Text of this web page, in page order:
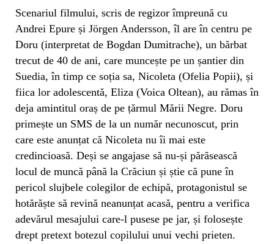
Scenariul filmului, scris de regizor împreună cu
Andrei Epure și Jörgen Andersson, îl are în centru pe
Doru (interpretat de Bogdan Dumitrache), un bărbat
trecut de 40 de ani, care muncește pe un șantier din
Suedia, în timp ce soția sa, Nicoleta (Ofelia Popii), și
fiica lor adolescentă, Eliza (Voica Oltean), au rămas în
deja amintitul oraș de pe țărmul Mării Negre. Doru
primește un SMS de la un număr necunoscut, prin
care este anunțat că Nicoleta nu îi mai este
credincioasă. Deși se angajase să nu-și părăsească
locul de muncă până la Crăciun și știe că pune în
pericol slujbele colegilor de echipă, protagonistul se
hotărăște să revină neanunțat acasă, pentru a verifica
adevărul mesajului care-l pusese pe jar, și folosește
drept pretext botezul copilului unui vechi prieten.